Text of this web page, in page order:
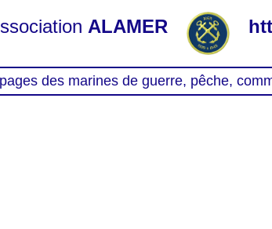
ALAMER
des marines de guerre, pêche,